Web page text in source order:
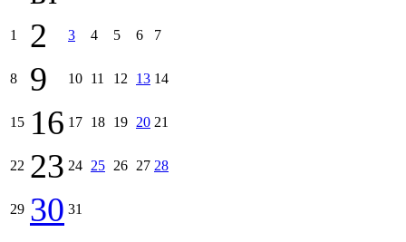
1 2 3 4 5 6 7
8 9 10 11 12 13 14
15 16 17 18 19 20 21
22 23 24 25 26 27 28
29 30 31